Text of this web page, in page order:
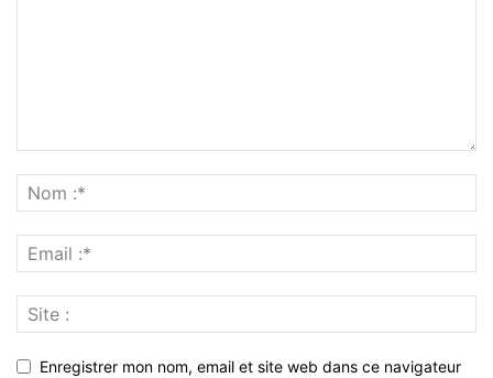
Enregistrer mon nom, email et site web dans ce navigateur